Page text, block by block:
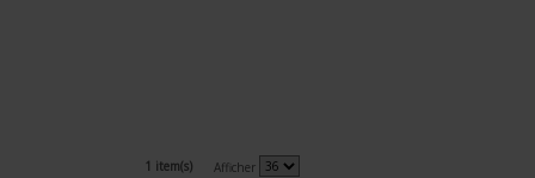
1 item(s) Afficher